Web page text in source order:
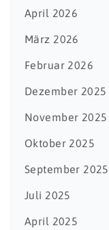
April 2026
März 2026
Februar 2026
Dezember 2025
November 2025
Oktober 2025
September 2025
Juli 2025
April 2025